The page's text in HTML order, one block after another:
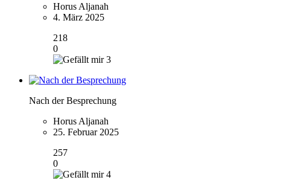
Horus Aljanah
4. März 2025
218
0
3
Nach der Besprechung
Horus Aljanah
25. Februar 2025
257
0
4